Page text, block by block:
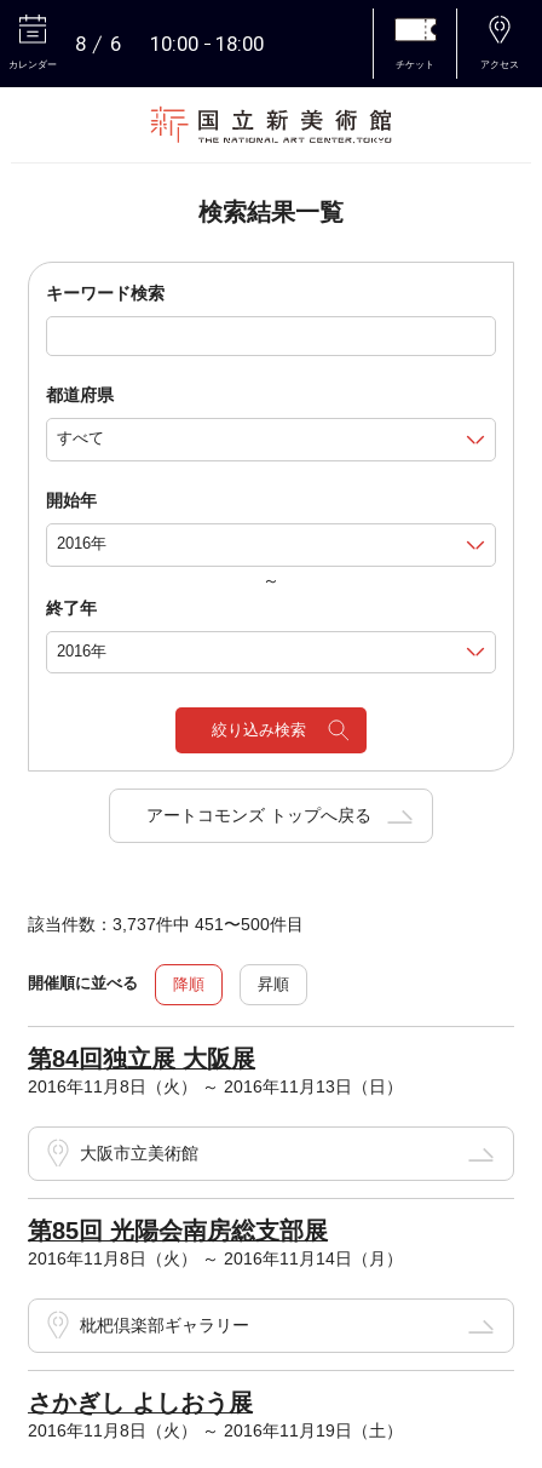
カレンダー
8 6 10:00 18:00
チケット アクセス
検索結果一覧
キーワード検索
都道府県
開始年
～
終了年
絞り込み検索
アートコモンズ トップへ戻る
該当件数：3,737件中 451〜500件目
開催順に並べる 降順 昇順
第84回独立展 大阪展
2016年11月8日（火） ～ 2016年11月13日（日）
大阪市立美術館
第85回 光陽会南房総支部展
2016年11月8日（火） ～ 2016年11月14日（月）
枇杷倶楽部ギャラリー
さかぎし よしおう展
2016年11月8日（火） ～ 2016年11月19日（土）